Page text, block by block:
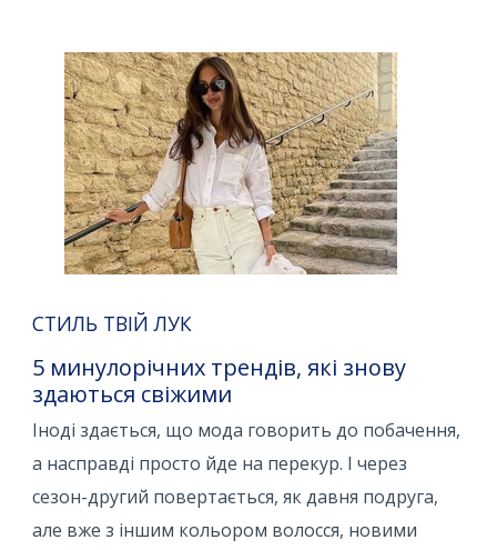
СТИЛЬ ТВІЙ ЛУК
5 минулорічних трендів, які знову
здаються свіжими
Іноді здається, що мода говорить до побачення,
а насправді просто йде на перекур. І через
сезон-другий повертається, як давня подруга,
але вже з іншим кольором волосся, новими